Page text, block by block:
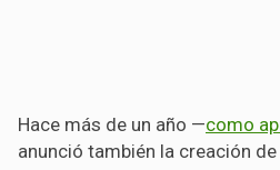
Hace más de un año —como
anunció también la creación